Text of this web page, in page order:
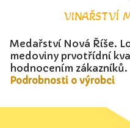
VINAŘSTVÍ
Medařství Nová Říše.
medoviny prvotřídní
hodnocením zákazníků.
Podrobnosti o výrobci